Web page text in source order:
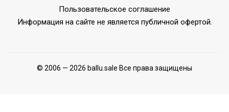
Пользовательское соглашение
Информация на сайте не является публичной офертой.
© 2006 — 2026 ballu.sale Все права защищены